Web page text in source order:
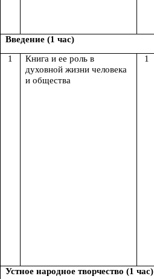
Введение (1 час)
1
Книга и ее роль в
духовной жизни человека
и общества
1
Устное народное творчество (1 час)